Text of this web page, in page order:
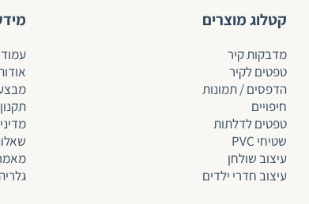
קטלוג מוצרים
מדבקות קיר
טפטים לקיר
הדפסים / תמונות
חיפויים
טפטים לדלתות
שטיחי PVC
עיצוב שולחן
עיצוב חדרי ילדים
תקנון
גלריה